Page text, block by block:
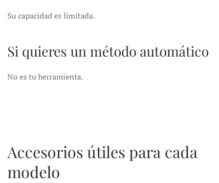
Su capacidad es limitada.
Si quieres un método automático
No es tu herramienta.
Accesorios útiles para cada
modelo